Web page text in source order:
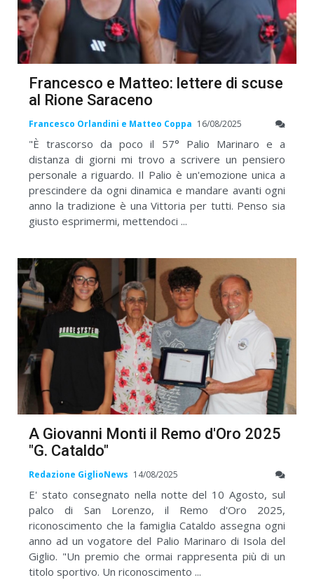
Francesco e Matteo: lettere di scuse
al Rione Saraceno
Francesco Orlandini e Matteo Coppa 16/08/2025
"È trascorso da poco il 57° Palio Marinaro e a
distanza di giorni mi trovo a scrivere un pensiero
personale a riguardo. Il Palio è un'emozione unica a
prescindere da ogni dinamica e mandare avanti ogni
anno la tradizione è una Vittoria per tutti. Penso sia
giusto esprimermi, mettendoci ...
A Giovanni Monti il Remo d'Oro 2025
"G. Cataldo"
Redazione GiglioNews 14/08/2025
E' stato consegnato nella notte del 10 Agosto, sul
palco di San Lorenzo, il Remo d'Oro 2025,
riconoscimento che la famiglia Cataldo assegna ogni
anno ad un vogatore del Palio Marinaro di Isola del
Giglio. "Un premio che ormai rappresenta più di un
titolo sportivo. Un riconoscimento ...